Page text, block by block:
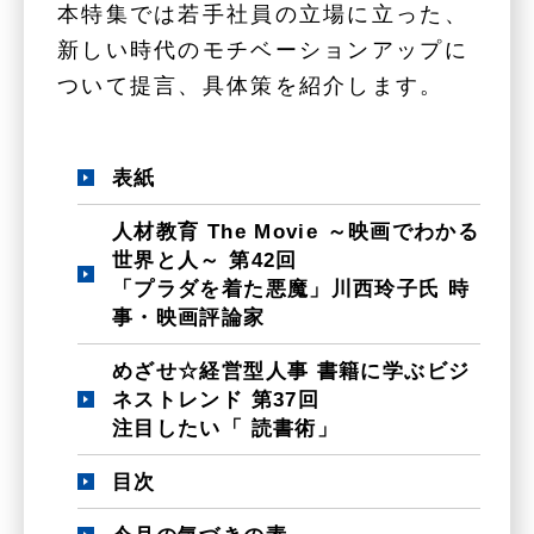
本特集では若手社員の立場に立った、
新しい時代のモチベーションアップに
ついて提言、具体策を紹介します。
表紙
人材教育 The Movie ～映画でわかる
世界と人～ 第42回
「プラダを着た悪魔」川西玲子氏 時
事・映画評論家
めざせ☆経営型人事 書籍に学ぶビジ
ネストレンド 第37回
注目したい「 読書術」
目次